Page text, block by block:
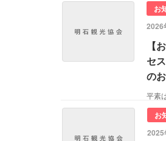
お
2026
【
セ
の
お
2025